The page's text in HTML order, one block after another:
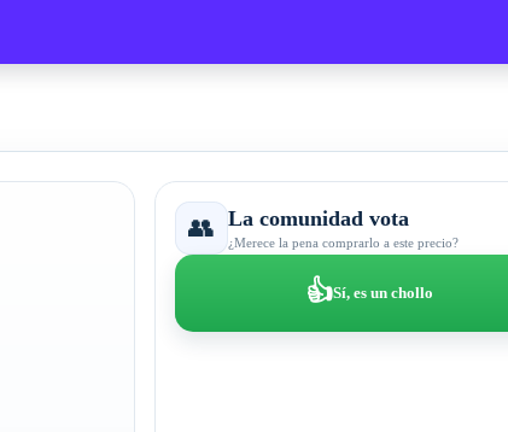
👥 La comunidad vota
¿Merece la pena comprarlo a este precio?
👍Sí, es un chollo